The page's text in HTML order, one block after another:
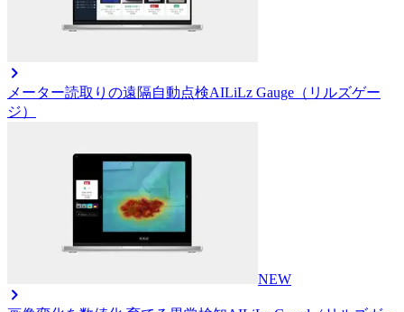
メーター読取りの遠隔自動点検AILiLz Gauge（リルズゲー
ジ）
NEW